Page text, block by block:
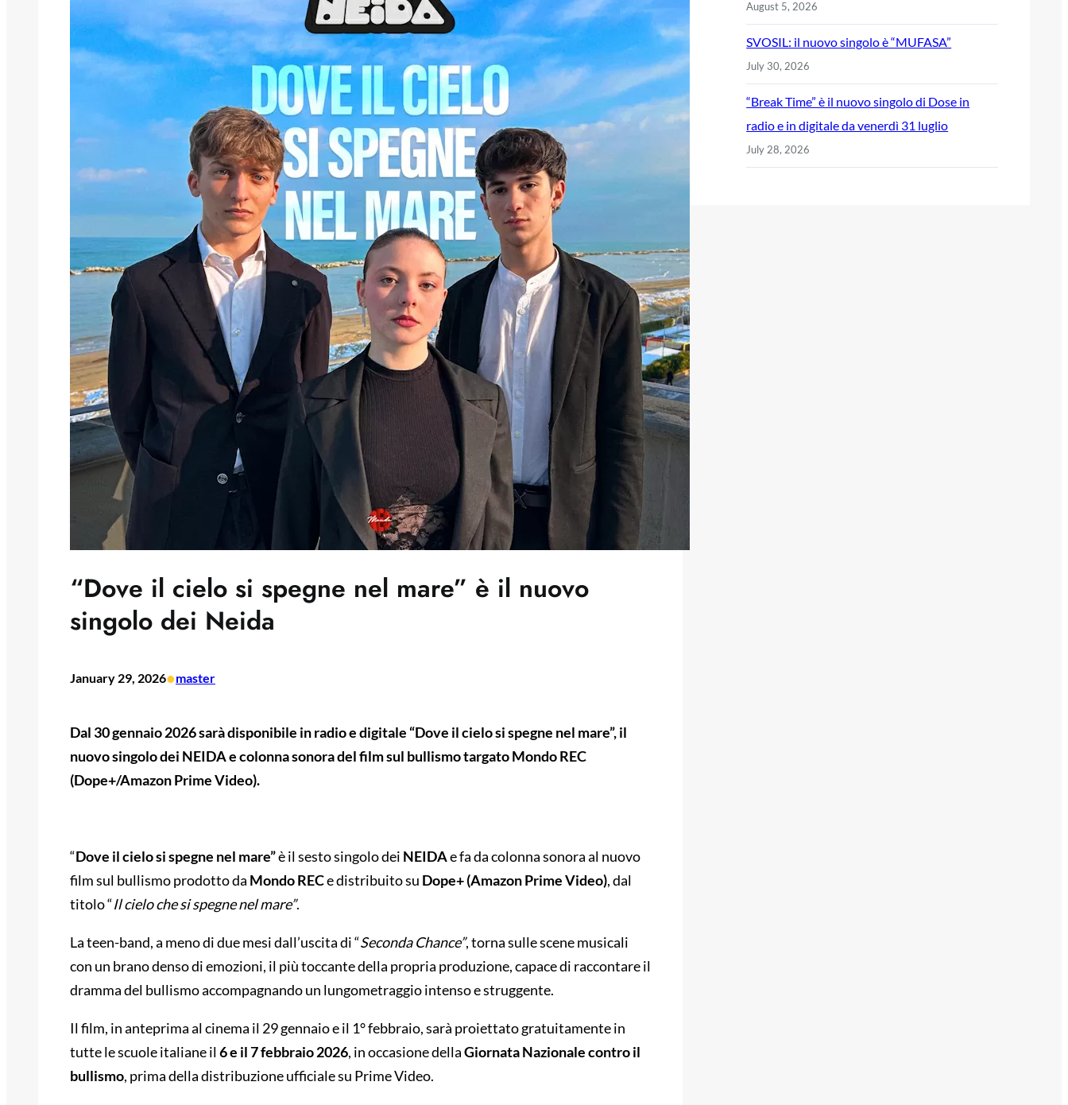
“Dove il cielo si spegne nel mare” è il nuovo
singolo dei Neida
January 29, 2026•master
Dal 30 gennaio 2026 sarà disponibile in radio e digitale “Dove il cielo si spegne nel mare”, il
nuovo singolo dei NEIDA e colonna sonora del film sul bullismo targato Mondo REC
(Dope+/Amazon Prime Video).
“Dove il cielo si spegne nel mare”è il sesto singolo dei NEIDAe fa da colonna sonora al nuovo
film sul bullismo prodotto da Mondo RECe distribuito su Dope+ (Amazon Prime Video), dal
titolo “Il cielo che si spegne nel mare”.
La teen-band, a meno di due mesi dall’uscita di “Seconda Chance”, torna sulle scene musicali
con un brano denso di emozioni, il più toccante della propria produzione, capace di raccontare il
dramma del bullismo accompagnando un lungometraggio intenso e struggente.
Il film, in anteprima al cinema il 29 gennaio e il 1° febbraio, sarà proiettato gratuitamente in
tutte le scuole italiane il6 e il 7 febbraio 2026, in occasione dellaGiornata Nazionale contro il
bullismo, prima della distribuzione ufficiale su Prime Video.
August 5, 2026
SVOSIL: il nuovo singolo è “MUFASA”
July 30, 2026
“Break Time” è il nuovo singolo di Dose in
radio e in digitale da venerdì 31 luglio
July 28, 2026